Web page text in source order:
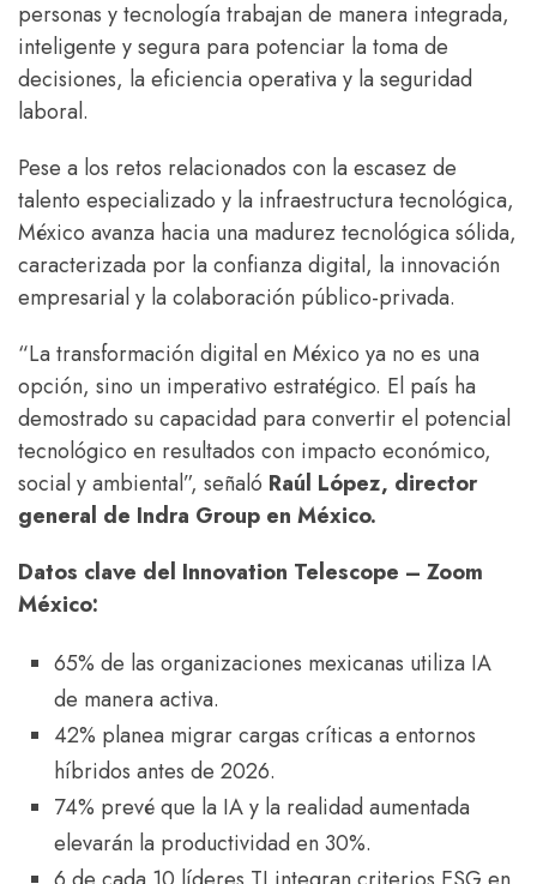
personas y tecnología trabajan de manera integrada,
inteligente y segura para potenciar la toma de
decisiones, la eficiencia operativa y la seguridad
laboral.
Pese a los retos relacionados con la escasez de
talento especializado y la infraestructura tecnológica,
México avanza hacia una madurez tecnológica sólida,
caracterizada por la confianza digital, la innovación
empresarial y la colaboración público-privada.
“La transformación digital en México ya no es una
opción, sino un imperativo estratégico. El país ha
demostrado su capacidad para convertir el potencial
tecnológico en resultados con impacto económico,
social y ambiental”, señaló Raúl López, director
general de Indra Group en México.
Datos clave del Innovation Telescope – Zoom
México:
65% de las organizaciones mexicanas utiliza IA
de manera activa.
42% planea migrar cargas críticas a entornos
híbridos antes de 2026.
74% prevé que la IA y la realidad aumentada
elevarán la productividad en 30%.